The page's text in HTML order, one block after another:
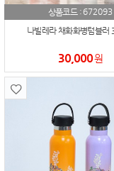
상품코드 : 672093
나빌레라 채화화병텀블러
30,000원